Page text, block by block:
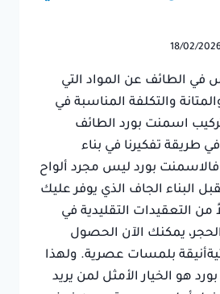
18/02/
في الطائف عن المواد التي
والتكلفة المناسبة في
تركيب اسمنت بورد الطائف
طريقة تفكيرنا في بناء
فالاسمنت بورد ليس مجرد ألواح
البناء الجاف الذي يوفر عليك
من التعقيدات التقليدية في
الحجر، يمكنك الآن الحصول
بلمسات عصرية. ولهذا
هو الخيار الأمثل لمن يريد